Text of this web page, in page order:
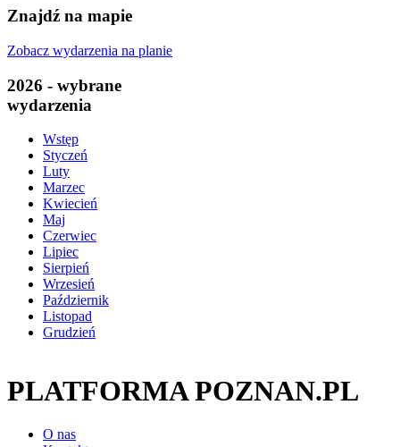
Znajdź na mapie
Zobacz wydarzenia na planie
2026 - wybrane
wydarzenia
Wstęp
Styczeń
Luty
Marzec
Kwiecień
Maj
Czerwiec
Lipiec
Sierpień
Wrzesień
Październik
Listopad
Grudzień
PLATFORMA POZNAN.PL
O nas